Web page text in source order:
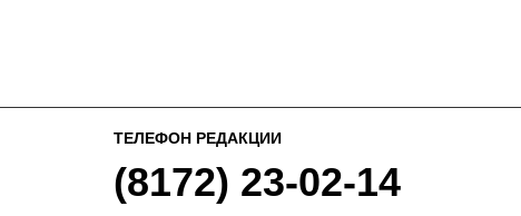
ТЕЛЕФОН РЕДАКЦИИ
(8172) 23-02-14